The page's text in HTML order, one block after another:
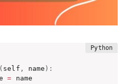
( self , name ) :
= name